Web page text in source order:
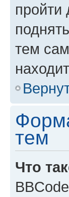
тем
тем
Что